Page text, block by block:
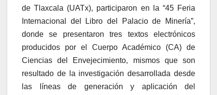
de Tlaxcala (UATx), participaron en la “45 Feria
Internacional del Libro del Palacio de Minería”,
donde se presentaron tres textos electrónicos
producidos por el Cuerpo Académico (CA) de
Ciencias del Envejecimiento, mismos que son
resultado de la investigación desarrollada desde
las líneas de generación y aplicación del